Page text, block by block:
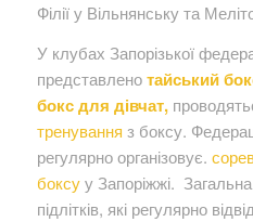
Філії у Вільнянську та
У клубах Запорізької
представленотайський
бокс для дівчат,
тренування з боксу.
регулярно організовує.
боксуу Запоріжжі. Загальна
підлітків, які регулярно